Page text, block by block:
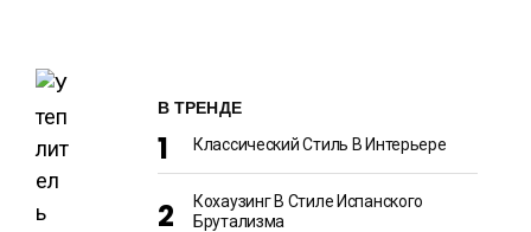
В ТРЕНДЕ
Классический Стиль В Интерьере
Кохаузинг В Стиле Испанского
Брутализма